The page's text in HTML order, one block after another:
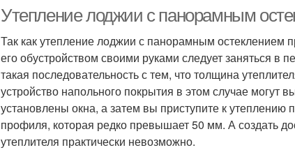
Утепление лоджии с панорамным
Так как утепление лоджии с панорамным остеклением
его обустройством своими руками следует заняться в
такая последовательность с тем, что толщина
устройство напольного покрытия в этом случае могут
установлены окна, а затем вы приступите к
профиля, которая редко превышает 50 мм. А создать
утеплителя практически невозможно.